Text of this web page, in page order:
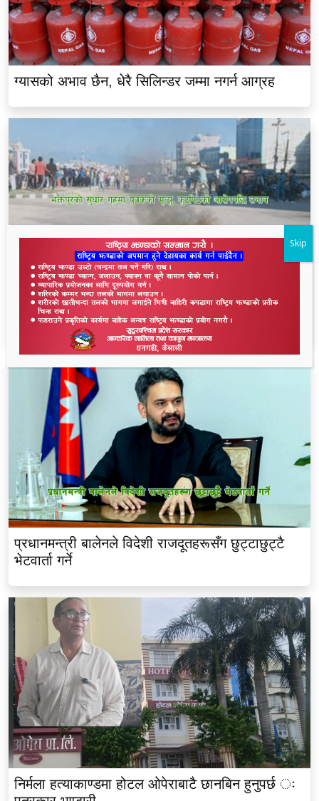
ग्यासको अभाव छैन, धेरै सिलिन्डर जम्मा नगर्न आग्रह
भक्तपुरको सुधार गृहमा युवकको मृत्यु, कुटपिटको
आरोपपछि तनाव
प्रधानमन्त्री बालेनले विदेशी राजदूतहरूसँग छुट्टाछुट्टै
भेटवार्ता गर्ने
निर्मला हत्याकाण्डमा होटल ओपेराबाटै छानबिन हुनुपर्छ ः
Skip